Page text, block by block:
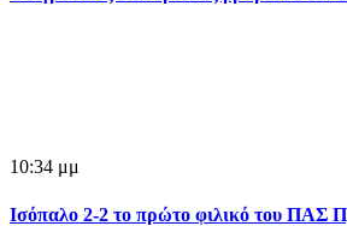
10:34 μμ
Ισόπαλο 2-2 το πρώτο φιλικό του ΠΑΣ